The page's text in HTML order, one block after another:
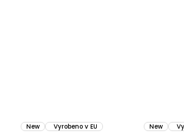
New Vyrobeno v EU New